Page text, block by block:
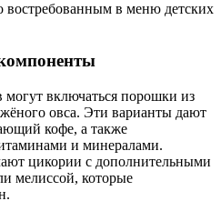
востребованным в меню детских
включаться порошки из
овса. Эти варианты дают
кофе, а также
и минералами.
цикории с дополнительными
мелиссой, которые